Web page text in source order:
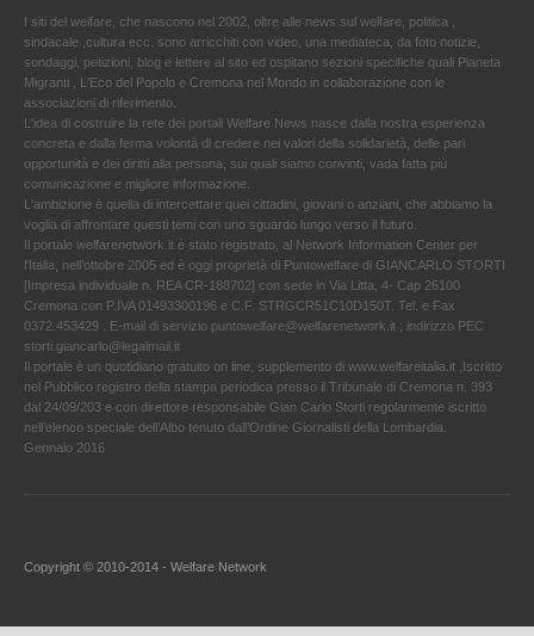
I siti del welfare, che nascono nel 2002, oltre alle news sul welfare, politica ,
sindacale ,cultura ecc. sono arricchiti con video, una mediateca, da foto notizie,
sondaggi, petizioni, blog e lettere al sito ed ospitano sezioni specifiche quali Pianeta
Migranti , L'Eco del Popolo e Cremona nel Mondo in collaborazione con le
associazioni di riferimento.
L'idea di costruire la rete dei portali Welfare News nasce dalla nostra esperienza
concreta e dalla ferma volontà di credere nei valori della solidarietà, delle pari
opportunità e dei diritti alla persona, sui quali siamo convinti, vada fatta più
comunicazione e migliore informazione.
L'ambizione è quella di intercettare quei cittadini, giovani o anziani, che abbiamo la
voglia di affrontare questi temi con uno sguardo lungo verso il futuro.
Il portale welfarenetwork.it è stato registrato, al Network Information Center per
l'Italia, nell’ottobre 2005 ed è oggi proprietà di Puntowelfare di GIANCARLO STORTI
[Impresa individuale n. REA CR-188702] con sede in Via Litta, 4- Cap 26100
Cremona con P.IVA 01493300196 e C.F. STRGCR51C10D150T. Tel. e Fax
0372.453429 . E-mail di servizio puntowelfare@welfarenetwork.it ; indirizzo PEC
storti.giancarlo@legalmail.it
Il portale è un quotidiano gratuito on line, supplemento di www.welfareitalia.it ,Iscritto
nel Pubblico registro della stampa periodica presso il Tribunale di Cremona n. 393
dal 24/09/203 e con direttore responsabile Gian Carlo Storti regolarmente iscritto
nell’elenco speciale dell’Albo tenuto dall’Ordine Giornalisti della Lombardia.
Gennaio 2016
Copyright © 2010-2014 - Welfare Network